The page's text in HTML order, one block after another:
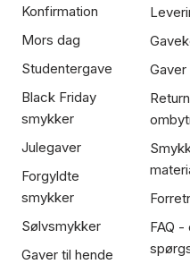
Konfirmation
Mors dag
Studentergave
Black Friday
smykker
Julegaver
Forgyldte
smykker
Sølvsmykker
Gaver til hende
FAQ